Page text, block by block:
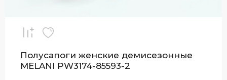
Полусапоги женские демисезонные
MAGNORI 812\02